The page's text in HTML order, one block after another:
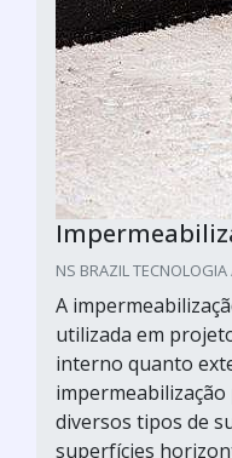
NS BRAZIL
A
utilizada em
interno quanto
diversos tipos de
superfícies